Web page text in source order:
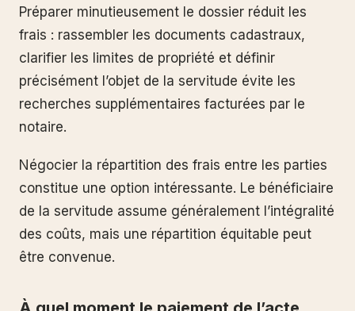
Préparer minutieusement le dossier réduit les
frais : rassembler les documents cadastraux,
clarifier les limites de propriété et définir
précisément l’objet de la servitude évite les
recherches supplémentaires facturées par le
notaire.
Négocier la répartition des frais entre les parties
constitue une option intéressante. Le bénéficiaire
de la servitude assume généralement l’intégralité
des coûts, mais une répartition équitable peut
être convenue.